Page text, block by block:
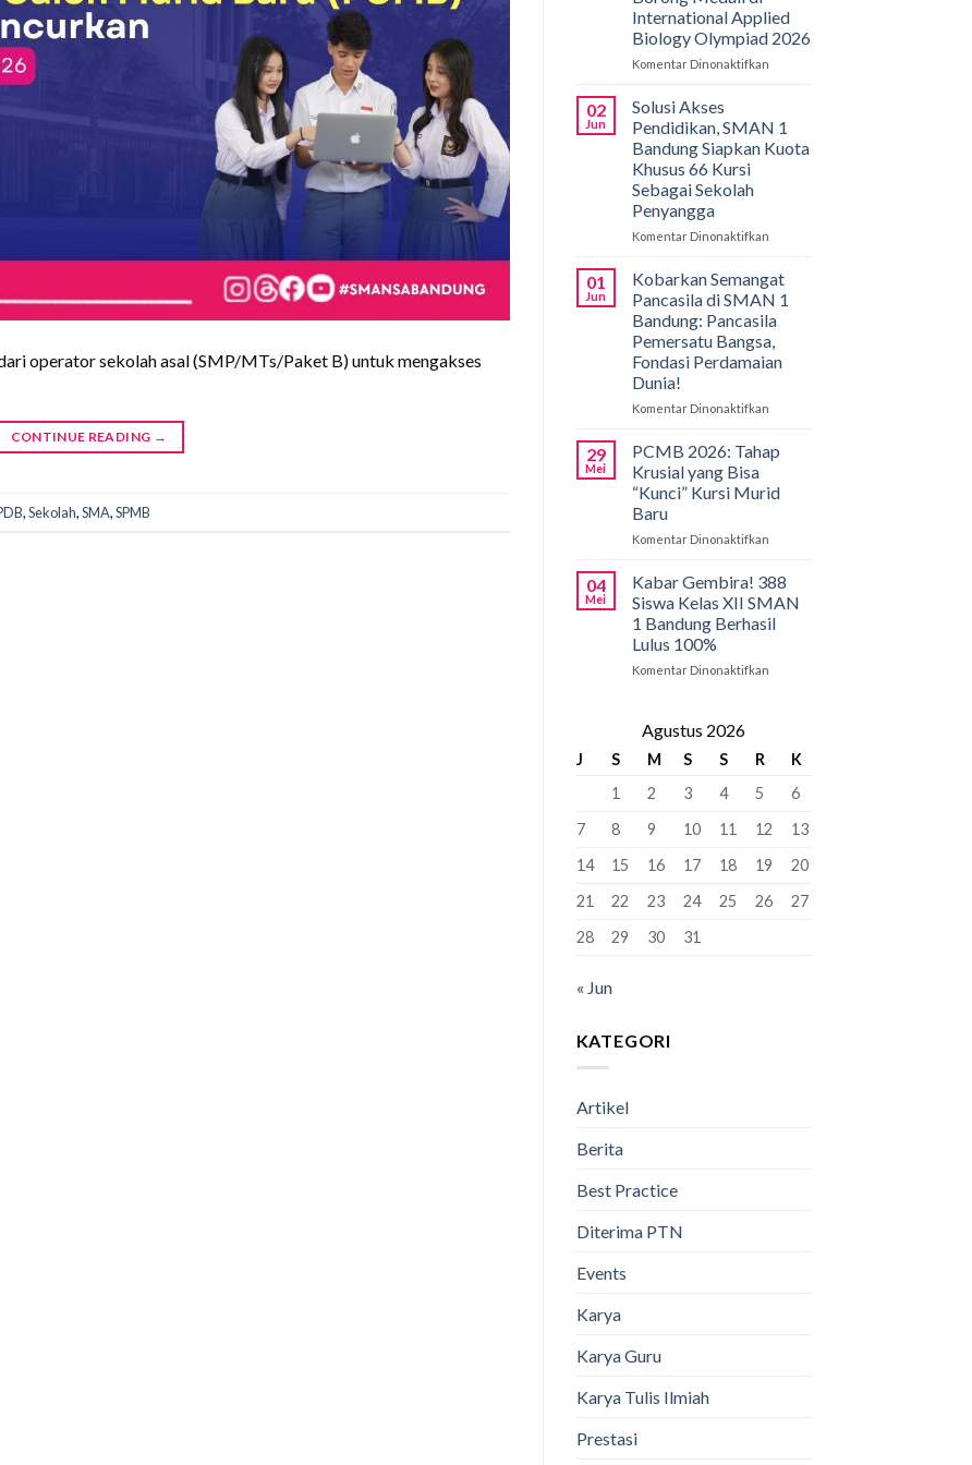
operator sekolah asal (SMP/MTs/Paket B) untuk mengakses
CONTINUE READING →
,Sekolah,SMA,SPMB
International Applied
Biology Olympiad 2026
Komentar Dinonaktifkan
Bali!
Siswa
SMAN
Applied
Biology
Olympiad
2026
02
Jun
Solusi Akses
Pendidikan, SMAN 1
Bandung Siapkan Kuota
Khusus 66 Kursi
Sebagai Sekolah
Penyangga
Komentar Dinonaktifkan
Akses
Pendidikan,
SMAN
1
Bandung
Siapkan
Sebagai
Penyangga
01
Jun
Kobarkan Semangat
Pancasila di SMAN 1
Bandung: Pancasila
Pemersatu Bangsa,
Fondasi Perdamaian
Dunia!
Komentar Dinonaktifkan
Pancasila
SMAN
Pemersatu
Fondasi
Perdamaian
29
Mei
PCMB 2026: Tahap
Krusial yang Bisa
“Kunci” Kursi Murid
Baru
Komentar Dinonaktifkan
2026:
Tahap
Krusial
yang
04
Mei
Kabar Gembira! 388
Siswa Kelas XII SMAN
1 Bandung Berhasil
Lulus 100%
Komentar Dinonaktifkan
Kelas
SMAN
Bandung
Lulus
100%
Agustus 2026
J S M S S R
K
1
2 3 4 5
6
7
8 9 10 11 12
13
14
15 16 17 18 19
20
21
22 23 24 25 26
27
28
29 30 31
« Jun
KATEGORI
Artikel
Berita
Best Practice
Diterima PTN
Events
Karya
Karya Guru
Karya Tulis Ilmiah
Prestasi